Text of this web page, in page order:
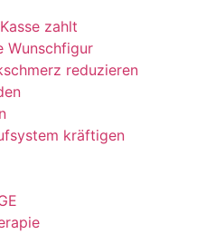
zahlt
Wunschfigur
reduzieren
kräftigen